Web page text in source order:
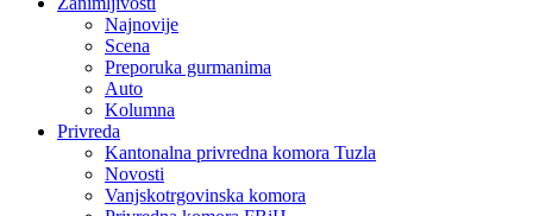
Najnovije
Scena
Preporuka gurmanima
Auto
Kolumna
Privreda
Kantonalna privredna komora Tuzla
Novosti
Vanjskotrgovinska komora